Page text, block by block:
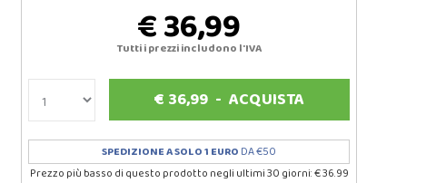
€ 36,99
Tutti i prezzi includono l'IVA
€ 36,99 -ACQUISTA
SPEDIZIONE A SOLO 1 EURO DA €50
Prezzo più basso di questo prodotto negli ultimi 30 giorni: € 36.99